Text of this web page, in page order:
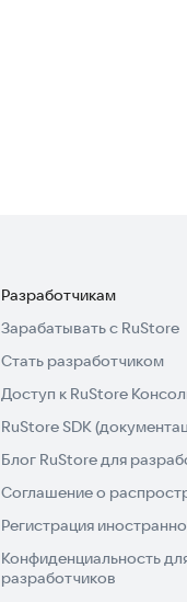
Разработчикам
Зарабатывать с RuStore
Стать разработчиком
Доступ к RuStore
RuStore SDK
Блог RuStore для
Соглашение о
Регистрация
Конфиденциальность
разработчиков